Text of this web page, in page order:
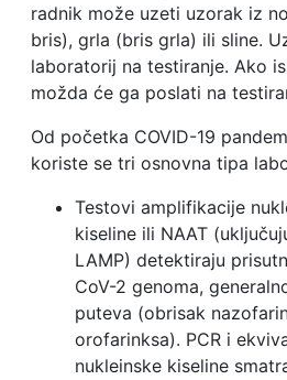
radnik može uzeti uzorak iz
bris), grla (bris grla) ili sline.
laboratorij na testiranje. Ako
možda će ga poslati na
Od početka COVID-19
koriste se tri osnovna tipa
Testovi amplifikacije
kiseline ili NAAT
LAMP) detektiraju
CoV-2 genoma,
puteva (obrisak
orofarinksa). PCR i
nukleinske kiseline